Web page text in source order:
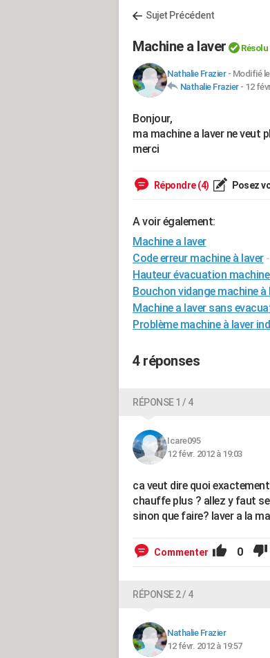
Sujet Précédent
Machine a laver Résolu
Nathalie Frazier- Modifié
Nathalie Frazier- 12
Bonjour,
ma machine a laver ne veut
merci
Répondre (4) Posez
A voir également:
Machine a laver
Code erreur machine à laver
Hauteur évacuation
Bouchon vidange machine à
Machine a laver sans
Problème machine à laver
4 réponses
RÉPONSE 1 / 4
Icare095
12 févr. 2012 à 19:03
ca veut dire quoi
chauffe plus ? allez y faut
sinon que faire? laver a la
Commenter 0
RÉPONSE 2 / 4
Nathalie Frazier
12 févr. 2012 à 19:57